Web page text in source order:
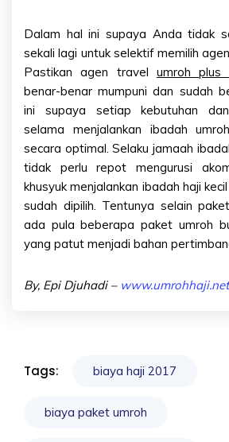
Dalam hal ini supaya Anda tidak
sekali lagi untuk selektif memilih
Pastikan agen travel umroh plus
benar-benar mumpuni dan sudah
ini supaya setiap kebutuhan
selama menjalankan ibadah
secara optimal. Selaku jamaah
tidak perlu repot mengurusi
khusyuk menjalankan ibadah haji
sudah dipilih. Tentunya selain
ada pula beberapa paket umroh
yang patut menjadi bahan
By, Epi Djuhadi – www.umrohhaji.net
Tags: biaya haji 2017
biaya paket umroh